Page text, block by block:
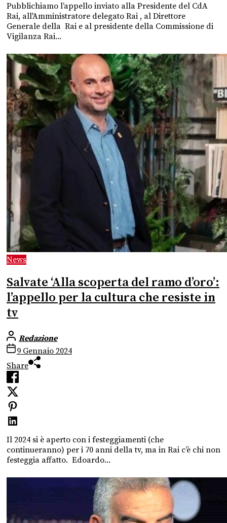
Pubblichiamo l’appello inviato alla Presidente del CdA
Rai, all'Amministratore delegato Rai , al Direttore
Generale della Rai e al presidente della Commissione di
Vigilanza Rai...
News
Salvate ‘Alla scoperta del ramo d’oro’:
l’appello per la cultura che resiste in
tv
Redazione
9 Gennaio 2024
Share
Il 2024 si è aperto con i festeggiamenti (che
continueranno) per i 70 anni della tv, ma in Rai c’è chi non
festeggia affatto. Edoardo...